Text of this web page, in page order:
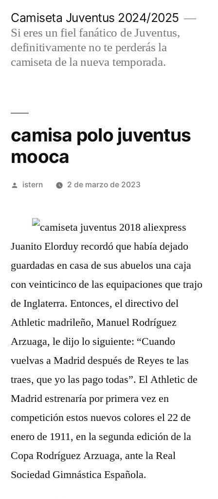
contenido
Camiseta Juventus 2024/2025
Si eres un fiel fanático de Juventus,
definitivamente no te perderás la
camiseta de la nueva temporada.
camisa polo juventus
mooca
Publicado
istern 2 de marzo de 2023
Juanito Elorduy recordó que había dejado
guardadas en casa de sus abuelos una caja
con veinticinco de las equipaciones que trajo
de Inglaterra. Entonces, el directivo del
Athletic madrileño, Manuel Rodríguez
Arzuaga, le dijo lo siguiente: “Cuando
vuelvas a Madrid después de Reyes te las
traes, que yo las pago todas”. El Athletic de
Madrid estrenaría por primera vez en
competición estos nuevos colores el 22 de
enero de 1911, en la segunda edición de la
Copa Rodríguez Arzuaga, ante la Real
Sociedad Gimnástica Española.